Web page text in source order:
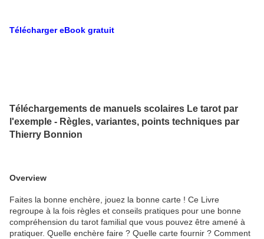
Télécharger eBook gratuit
Téléchargements de manuels scolaires Le tarot par
l'exemple - Règles, variantes, points techniques par
Thierry Bonnion
Overview
Faites la bonne enchère, jouez la bonne carte ! Ce Livre
regroupe à la fois règles et conseils pratiques pour une bonne
compréhension du tarot familial que vous pouvez être amené à
pratiquer. Quelle enchère faire ? Quelle carte fournir ? Comment